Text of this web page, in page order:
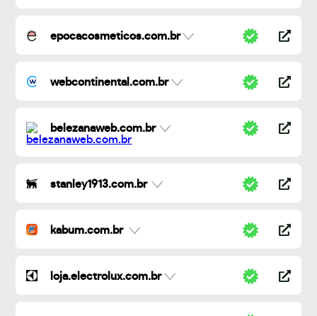
epocacosmeticos.com.br
webcontinental.com.br
belezanaweb.com.br
stanley1913.com.br
kabum.com.br
loja.electrolux.com.br